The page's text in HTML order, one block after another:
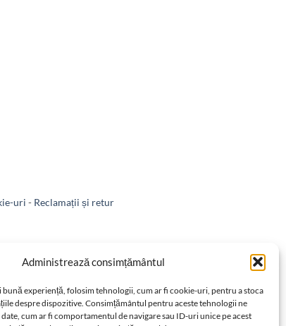
Administrează consimțământul
bună experiență, folosim tehnologii, cum ar fi cookie-uri, pentru a stoca
despre dispozitive. Consimțământul pentru aceste tehnologii ne
cum ar fi comportamentul de navigare sau ID-uri unice pe acest
uri - Reclamații și retur